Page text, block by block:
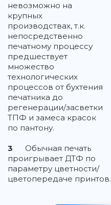
невозможно на
крупных
производствах, т.к.
непосредственно
печатному процессу
предшествует
множество
технологических
процессов от бухтения
печатника до
регенерации/засветки
ТПФ и замеса красок
по пантону.
3
Обычная печать
проигрывает ДТФ по
параметру цветности/
цветопередаче принтов.